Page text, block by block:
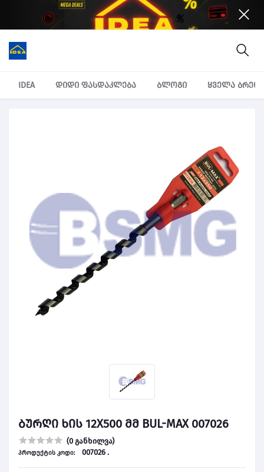
IDEA დიდი ფასდაკლება ბლოგი ყველა
ბურღი ხის 12X500 მმ BUL-MAX 007026
(0 განხილვა)
პროდუქტის კოდი: 007026 .